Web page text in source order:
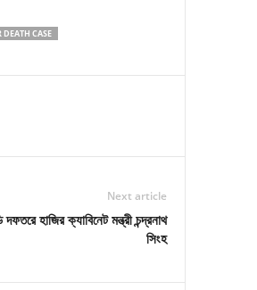
DEATH CASE
Next article
হাজির ক্যাবিনেট মন্ত্রী চন্দ্রনাথ
সিংহ